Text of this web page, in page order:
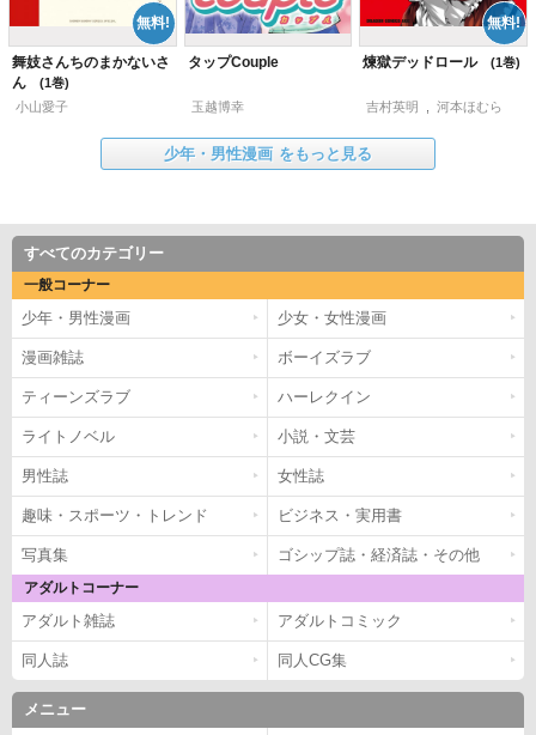
舞妓さんちのまかないさ
ん
1
小山愛子
タップCouple
玉越博幸
煉獄デッドロール 1
吉村英明 , 河本ほむら
少年・男性漫画 をもっと見る
すべてのカテゴリー
一般コーナー
少年・男性漫画 少女・女性漫画
漫画雑誌 ボーイズラブ
ティーンズラブ ハーレクイン
ライトノベル 小説・文芸
男性誌 女性誌
趣味・スポーツ・トレンド ビジネス・実用書
写真集 ゴシップ誌・経済誌・その他
アダルトコーナー
アダルト雑誌 アダルトコミック
同人誌 同人CG集
メニュー